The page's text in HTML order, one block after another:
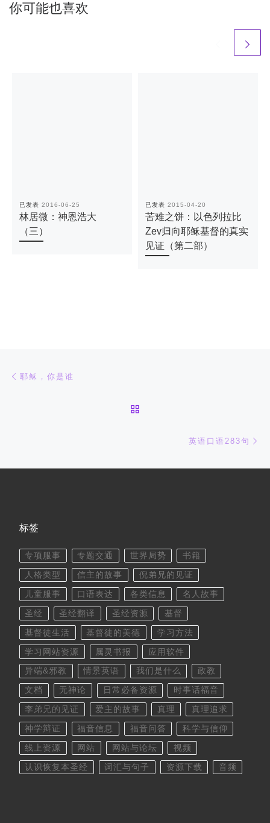
你可能也喜欢
已发表 2016-06-25
林居微：神恩浩大
（三）
已发表 2015-04-20
苦难之饼：以色列拉比
Zev归向耶稣基督的真实
见证（第二部）
文章导航
耶稣，你是谁
英语口语283句
标签
专项服事 专题交通 世界局势 书籍
人格类型 信主的故事 倪弟兄的见证
儿童服事 口语表达 各类信息 名人故事
圣经 圣经翻译 圣经资源 基督
基督徒生活 基督徒的美德 学习方法
学习网站资源 属灵书报 应用软件
异端&邪教 情景英语 我们是什么 政教
文档 无神论 日常必备资源 时事话福音
李弟兄的见证 爱主的故事 真理 真理追求
神学辩证 福音信息 福音问答 科学与信仰
线上资源 网站 网站与论坛 视频
认识恢复本圣经 词汇与句子 资源下载 音频